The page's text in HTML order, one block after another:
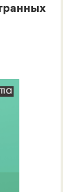
слов
платформы